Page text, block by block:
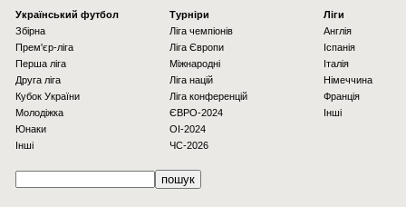
Українcький футбол
Збірна
Прем'єр-ліга
Перша ліга
Друга ліга
Кубок України
Молодіжка
Юнаки
Інші
Турніри
Ліга чемпіонів
Ліга Європи
Міжнародні
Ліга націй
Ліга конференцій
ЄВРО-2024
OI-2024
ЧС-2026
Ліги
Англія
Іспанія
Італія
Німеччина
Франція
Інші